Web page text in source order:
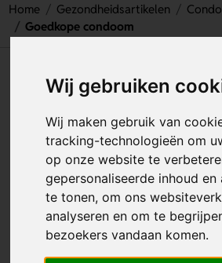
Wij gebruiken
Wij maken gebruik van
tracking-technologieën om
op onze website te
gepersonaliseerde inhoud
te tonen, om ons
analyseren en om te
bezoekers vandaan komen.
Home Gezondheidsartikelen
Goedkope condoom
Goedkope condoom